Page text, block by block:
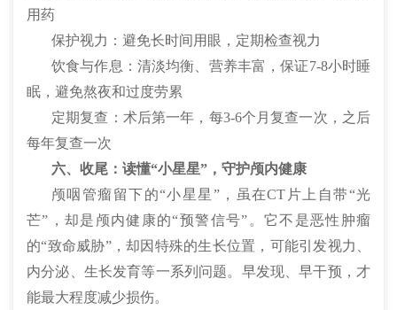
用药
保护视力：避免长时间用眼，定期检查视力
饮食与作息：清淡均衡、营养丰富，保证7-8小时睡
眠，避免熬夜和过度劳累
定期复查：术后第一年，每3-6个月复查一次，之后
每年复查一次
六、收尾：读懂“小星星”，守护颅内健康
颅咽管瘤留下的“小星星”，虽在CT片上自带“光
芒”，却是颅内健康的“预警信号”。它不是恶性肿瘤
的“致命威胁”，却因特殊的生长位置，可能引发视力、
内分泌、生长发育等一系列问题。早发现、早干预，才
能最大程度减少损伤。